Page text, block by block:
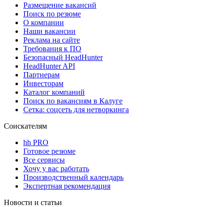
Размещение вакансий
Поиск по резюме
О компании
Наши вакансии
Реклама на сайте
Требования к ПО
Безопасный HeadHunter
HeadHunter API
Партнерам
Инвесторам
Каталог компаний
Поиск по вакансиям в Калуге
Сетка: соцсеть для нетворкинга
Соискателям
hh PRO
Готовое резюме
Все сервисы
Хочу у вас работать
Производственный календарь
Экспертная рекомендация
Новости и статьи